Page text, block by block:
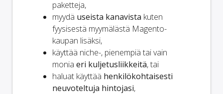
paketteja,
myydä useista kanavista kuten
fyysisestä myymälästä Magento-
kaupan lisäksi,
käyttää niche-, pienempiä tai vain
monia eri kuljetusliikkeitä, tai
haluat käyttää henkilökohtaisesti
neuvoteltuja hintojasi,